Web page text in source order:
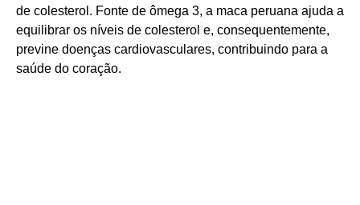
de colesterol. Fonte de ômega 3, a maca peruana ajuda a
equilibrar os níveis de colesterol e, consequentemente,
previne doenças cardiovasculares, contribuindo para a
saúde do coração.